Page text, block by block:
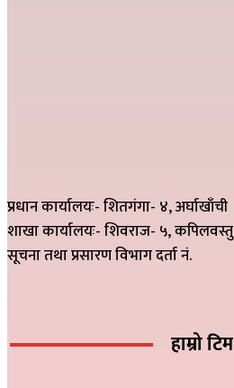
प्रधान कार्यालयः- शितगंगा- ४, अर्घाखाँची
शाखा कार्यालयः- शिवराज- ५, कपिलवस्तु
सूचना तथा प्रसारण विभाग दर्ता नं.
हाम्रो टिम